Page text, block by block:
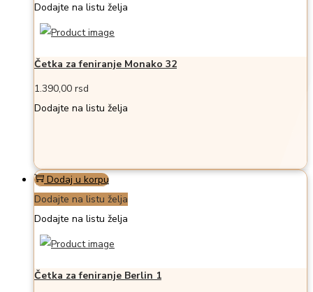
Dodajte na listu želja
Četka za feniranje Monako 32
1.390,00 rsd
Dodajte na listu želja
Dodaj u korpu
Dodajte na listu želja
Dodajte na listu želja
Četka za feniranje Berlin 1